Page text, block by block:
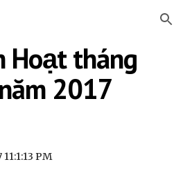
Skip to navigation
Hoạt tháng
2017
PM